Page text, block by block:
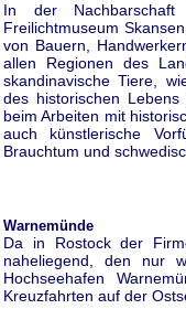
In der
Freilichtmuseum
von Bauern,
allen Regionen des
skandinavische Tiere,
des historischen
beim Arbeiten mit
auch künstlerische
Brauchtum und
Warnemünde
Da in Rostock der
naheliegend, den nur
Hochseehafen
Kreuzfahrten auf der